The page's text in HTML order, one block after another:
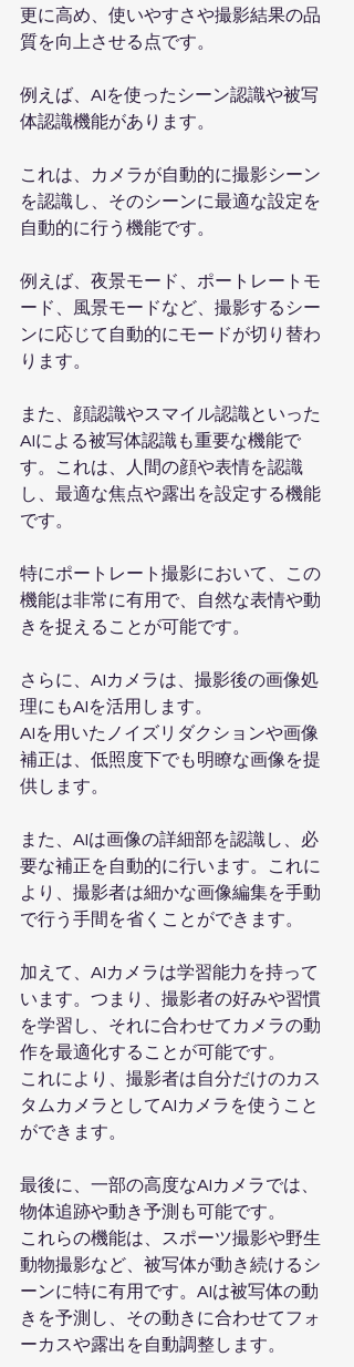
更に高め、使いやすさや撮影結果の品
質を向上させる点です。
例えば、AIを使ったシーン認識や被写
体認識機能があります。
これは、カメラが自動的に撮影シーン
を認識し、そのシーンに最適な設定を
自動的に行う機能です。
例えば、夜景モード、ポートレートモ
ード、風景モードなど、撮影するシー
ンに応じて自動的にモードが切り替わ
ります。
また、顔認識やスマイル認識といった
AIによる被写体認識も重要な機能で
す。これは、人間の顔や表情を認識
し、最適な焦点や露出を設定する機能
です。
特にポートレート撮影において、この
機能は非常に有用で、自然な表情や動
きを捉えることが可能です。
さらに、AIカメラは、撮影後の画像処
理にもAIを活用します。
AIを用いたノイズリダクションや画像
補正は、低照度下でも明瞭な画像を提
供します。
また、AIは画像の詳細部を認識し、必
要な補正を自動的に行います。これに
より、撮影者は細かな画像編集を手動
で行う手間を省くことができます。
加えて、AIカメラは学習能力を持って
います。つまり、撮影者の好みや習慣
を学習し、それに合わせてカメラの動
作を最適化することが可能です。
これにより、撮影者は自分だけのカス
タムカメラとしてAIカメラを使うこと
ができます。
最後に、一部の高度なAIカメラでは、
物体追跡や動き予測も可能です。
これらの機能は、スポーツ撮影や野生
動物撮影など、被写体が動き続けるシ
ーンに特に有用です。AIは被写体の動
きを予測し、その動きに合わせてフォ
ーカスや露出を自動調整します。